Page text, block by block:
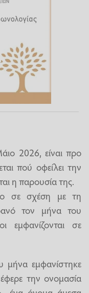
2026, είναι προ
πού οφείλει την
η παρουσία της.
σε σχέση με τη
τον μήνα του
σε
μήνα εμφανίστηκε
την ονομασία